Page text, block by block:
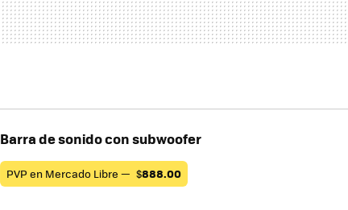
Barra de sonido con subwoofer
PVP en Mercado Libre — $888.00